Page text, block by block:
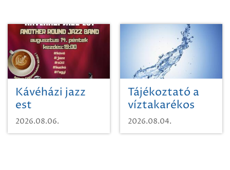
Kávéházi jazz
est
2026.08.06.
Tájékoztató a
víztakarékos
vízhasználatról
2026.08.04.